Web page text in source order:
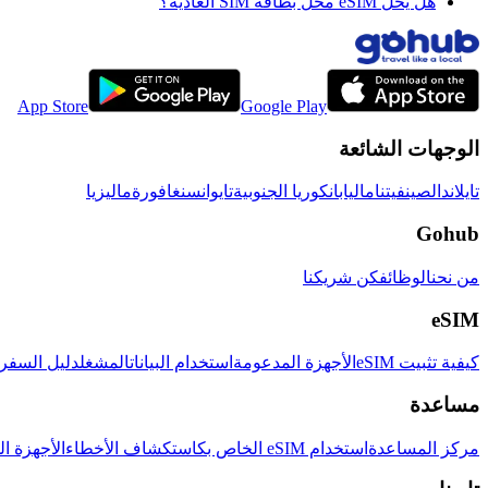
App Store Google Play
الوجهات الشائعة
تايلاند الصينفيتناماليابانكوريا الجنوبيةتايوانسنغافورةماليزيا
Gohub
من نحنالوظائفكن شريكنا
eSIM
كيفية تثبيت eSIM الأجهزة المدعومة استخدام البياناتالمشغلدليل السفر eSIM
مساعدة
مركز المساعدة استخدام eSIM الخاص بك استكشاف الأخطاء الأجهزة